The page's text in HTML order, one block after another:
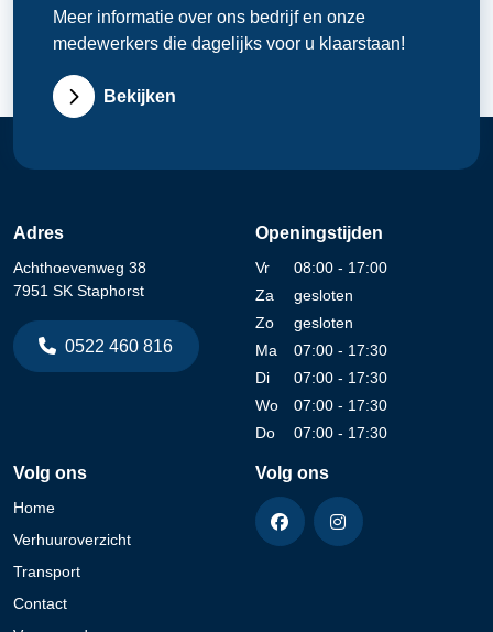
Meer informatie over ons bedrijf en onze
medewerkers die dagelijks voor u klaarstaan!
Bekijken
Adres
Achthoevenweg 38
7951 SK Staphorst
0522 460 816
Openingstijden
Vr
08:00 - 17:00
Za
gesloten
Zo
gesloten
Ma
07:00 - 17:30
Di
07:00 - 17:30
Wo
07:00 - 17:30
Do
07:00 - 17:30
Volg ons
Home
Verhuuroverzicht
Transport
Contact
Volg ons